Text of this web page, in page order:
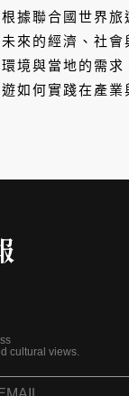
據聯合國世界旅
來的經濟、社會
境與當地的需求
如何實踐在產業
cultural views.